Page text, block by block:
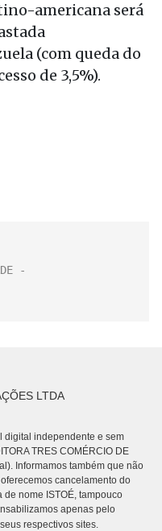
americana será
(com queda do
de 3,5%).
LTDA
digital independente e sem
TRES COMÉRCIO DE
Informamos também que não
cancelamento do
nome ISTOÉ, tampouco
apenas pelo
seus respectivos sites.